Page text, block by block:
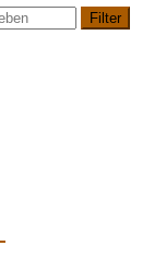
Filter